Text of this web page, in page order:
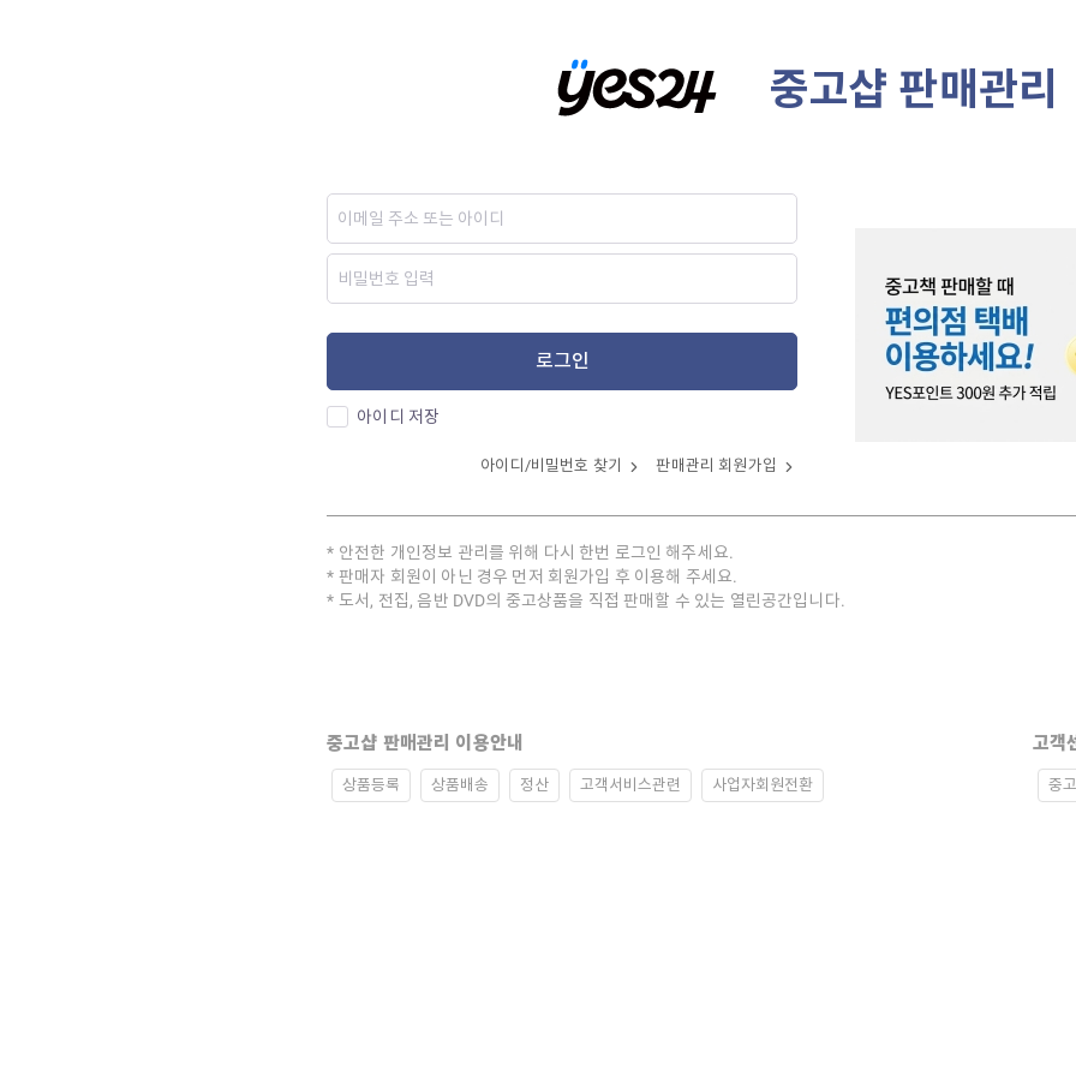
중고샵 판매관리
로그인
아이디 저장
아이디/비밀번호 찾기 판매관리 회원가입
안전한 개인정보 관리를 위해 다시 한번 로그인 해주세요.
판매자 회원이 아닌 경우 먼저 회원가입 후 이용해 주세요.
도서, 전집, 음반 DVD의 중고상품을 직접 판매할 수 있는 열린공간입니다.
중고샵 판매관리 이용안내
상품등록 상품배송 정산 고객서비스관련 사업자회원전환
고객
중